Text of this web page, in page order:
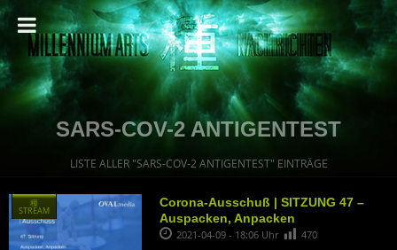
SARS-COV-2 ANTIGENTEST
LISTE ALLER "SARS-COV-2 ANTIGENTEST" EINTRÄGE
Corona-Ausschuß | SITZUNG 47 –
Auspacken, Anpacken
2021-04-09 - 18:06 Uhr 470
種
STREAM